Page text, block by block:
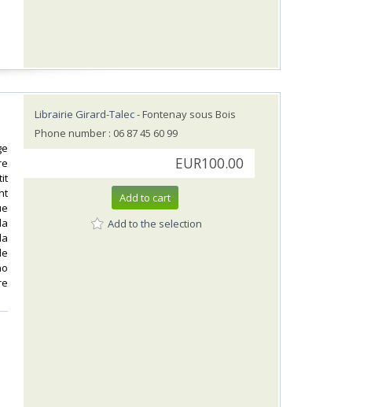
Librairie Girard-Talec- Fontenay sous Bois
Phone number : 06 87 45 60 99
EUR100.00
Add to cart
Add to the selection